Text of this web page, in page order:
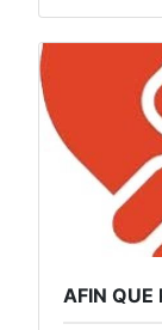
AFIN QUE